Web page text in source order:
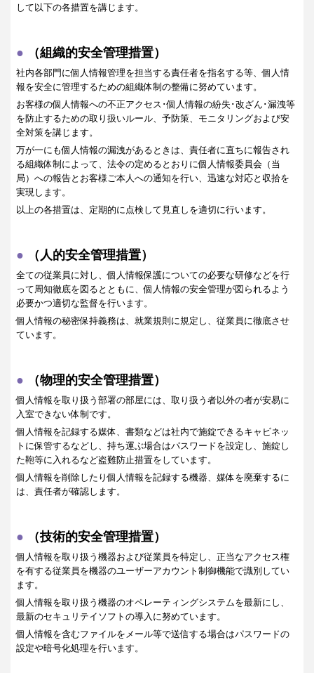
して以下の各措置を講じます。
（組織的安全管理措置）
社内各部門に個人情報管理を担当する責任者を指名する等、個人情
報を安全に管理するための組織体制の整備に努めています。
お客様の個人情報への不正アクセス･個人情報の紛失･改ざん･漏洩等
を防止するための取り扱いルール、予防策、モニタリングおよび安
全対策を講じます。
万が一にも個人情報の漏洩があるときは、責任者に直ちに報告され
る組織体制によって、法令の定めるとおりに個人情報委員会（当
局）への報告とお客様ご本人への通知を行い、迅速な対応と収拾を
実現します。
以上の各措置は、定期的に点検して見直しを適切に行います。
（人的安全管理措置）
全ての従業員に対し、個人情報保護についての必要な研修などを行
って周知徹底を図るとともに、個人情報の安全管理が図られるよう
必要かつ適切な監督を行います。
個人情報の秘密保持義務は、就業規則に規定し、従業員に徹底させ
ています。
（物理的安全管理措置）
個人情報を取り扱う部署の部屋には、取り扱う者以外の者が安易に
入室できない体制です。
個人情報を記録する媒体、書類などは社内で施錠できるキャビネッ
トに保管するなどし、持ち運ぶ場合はパスワードを設定し、施錠し
た鞄等に入れるなど盗難防止措置をしています。
個人情報を削除したり個人情報を記録する機器、媒体を廃棄するに
は、責任者が確認します。
（技術的安全管理措置）
個人情報を取り扱う機器および従業員を特定し、正当なアクセス権
を有する従業員を機器のユーザーアカウント制御機能で識別してい
ます。
個人情報を取り扱う機器のオペレーティングシステムを最新にし、
最新のセキュリテイソフトの導入に努めています。
個人情報を含むファイルをメール等で送信する場合はパスワードの
設定や暗号化処理を行います。